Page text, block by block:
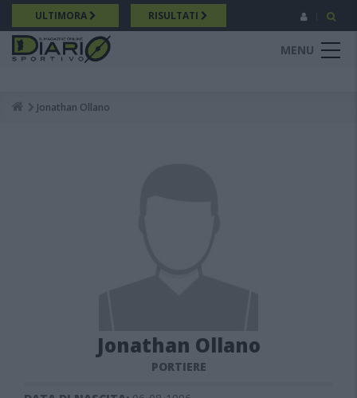
Salta
al
contenuto
principale
ULTIMORA RISULTATI
MENU
Breadcrumb
Jonathan Ollano
Jonathan Ollano
PORTIERE